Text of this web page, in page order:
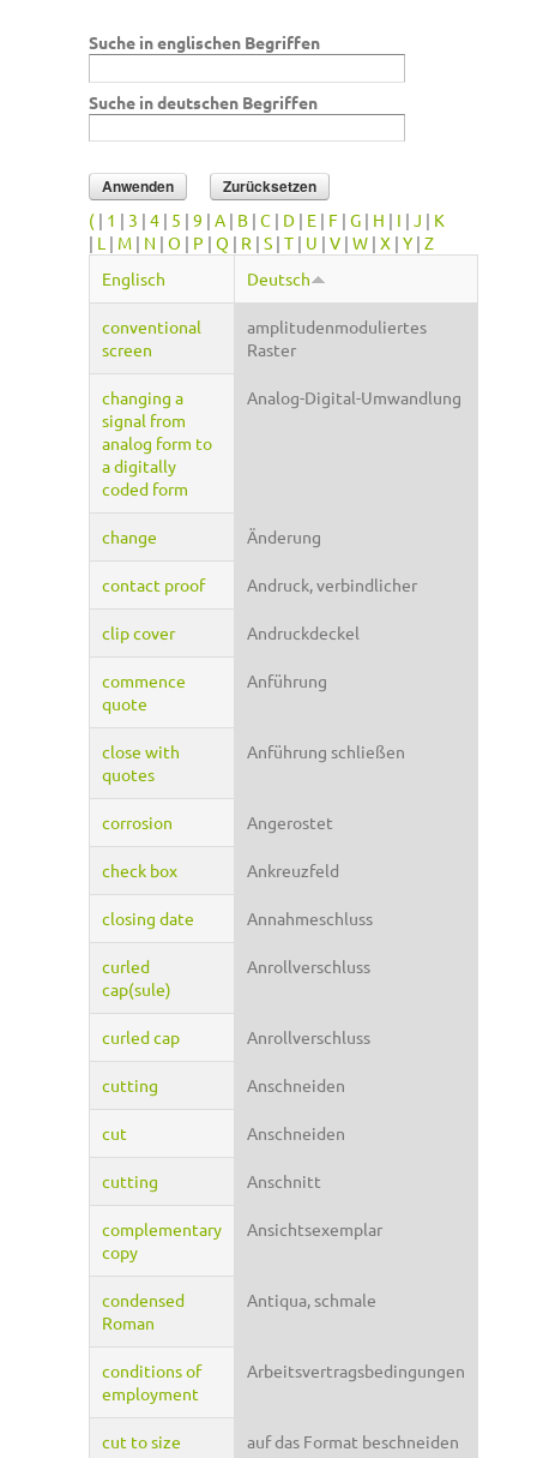
Suche in englischen Begriffen
Suche in deutschen Begriffen
( | 1 | 3 | 4 | 5 | 9 | A | B | C | D | E | F | G | H | I | J | K
| L | M | N | O | P | Q | R | S | T | U | V | W | X | Y | Z
Englisch
Deutsch
conventional
screen
amplitudenmoduliertes
Raster
changing a
signal from
analog form to
a digitally
coded form
Analog-Digital-Umwandlung
change Änderung
contact proof Andruck, verbindlicher
clip cover Andruckdeckel
commence
quote
Anführung
close with
quotes
Anführung schließen
corrosion Angerostet
check box Ankreuzfeld
closing date Annahmeschluss
curled
cap(sule)
Anrollverschluss
curled cap Anrollverschluss
cutting Anschneiden
cut Anschneiden
cutting Anschnitt
complementary
copy
Ansichtsexemplar
condensed
Roman
Antiqua, schmale
conditions of
employment
Arbeitsvertragsbedingungen
cut to size auf das Format beschneiden